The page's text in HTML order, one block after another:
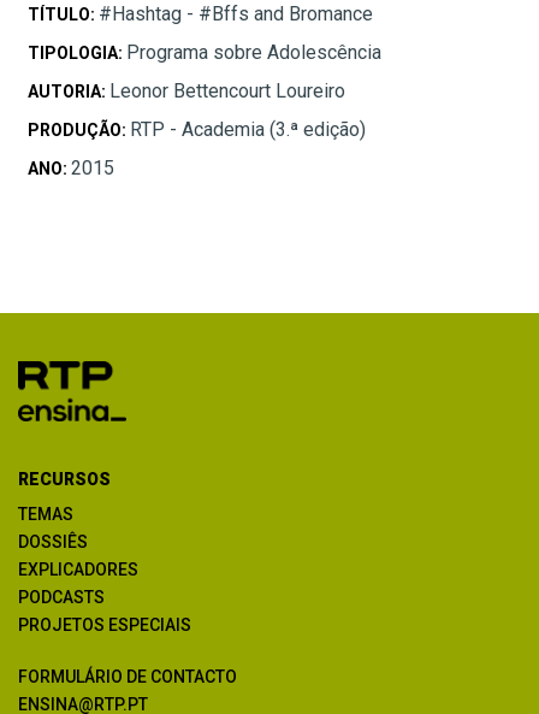
TÍTULO: #Hashtag - #Bffs and Bromance
TIPOLOGIA: Programa sobre Adolescência
AUTORIA: Leonor Bettencourt Loureiro
PRODUÇÃO: RTP - Academia (3.ª edição)
ANO: 2015
RECURSOS
TEMAS
DOSSIÊS
EXPLICADORES
PODCASTS
PROJETOS ESPECIAIS
FORMULÁRIO DE CONTACTO
ENSINA@RTP.PT